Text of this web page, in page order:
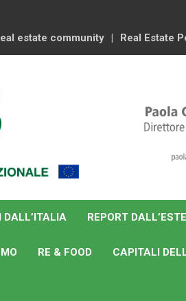
estate community Real Estate
DALL’ITALIA REPORT
RE & FOOD CAPITALI